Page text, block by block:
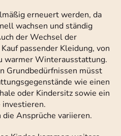
erneuert werden, da
wachsen und ständig
der Wechsel der
passender Kleidung, von
warmer Winterausstattung.
Grundbedürfnissen müsst
wie einen
oder Kindersitz sowie ein
Ansprüche variieren.